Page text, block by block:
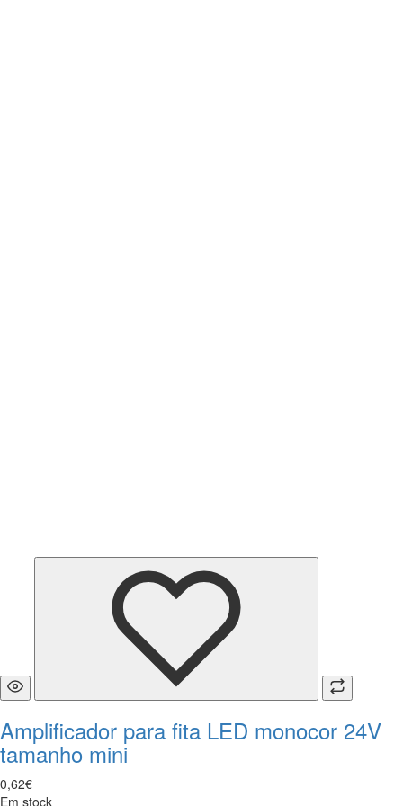
Amplificador para fita LED monocor 24V
tamanho mini
0,62€
Em stock